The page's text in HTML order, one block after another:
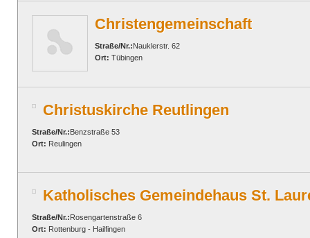
Christengemeinschaft
Straße/Nr.:Nauklerstr. 62
Ort: Tübingen
Christuskirche Reutlingen
Straße/Nr.:Benzstraße 53
Ort: Reulingen
Katholisches Gemeindehaus St.
Straße/Nr.:Rosengartenstraße 6
Ort: Rottenburg - Hailfingen